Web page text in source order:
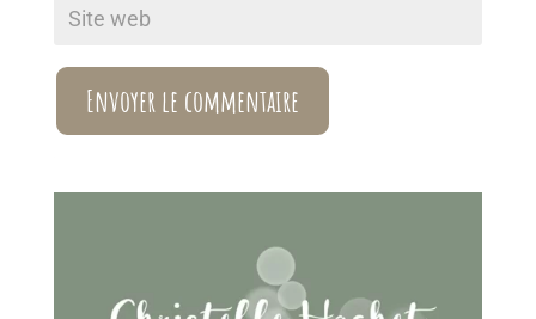
Envoyer le commentaire